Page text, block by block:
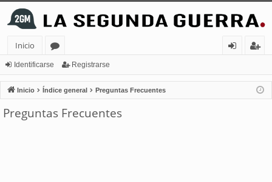
Inicio
or
os
nt
ifi
ist
ra
Identificarse Registrarse
Inicio Índice general Preguntas Frecuentes
Preguntas Frecuentes